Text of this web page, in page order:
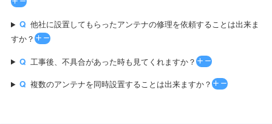
他社に設置してもらったアンテナの修理を依頼することは出来ま
すか？
工事後、不具合があった時も見てくれますか？
複数のアンテナを同時設置することは出来ますか？